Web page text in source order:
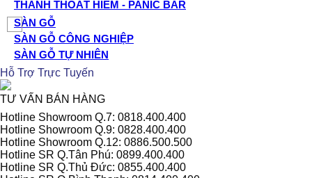
THANH THOÁT HIỂM - PANIC BAR
SÀN GỖ
SÀN GỖ CÔNG NGHIỆP
SÀN GỖ TỰ NHIÊN
Hỗ Trợ Trực Tuyến
TƯ VẤN BÁN HÀNG
Hotline Showroom Q.7: 0818.400.400
Hotline Showroom Q.9: 0828.400.400
Hotline Showroom Q.12: 0886.500.500
Hotline SR Q.Tân Phú: 0899.400.400
Hotline SR Q.Thủ Đức: 0855.400.400